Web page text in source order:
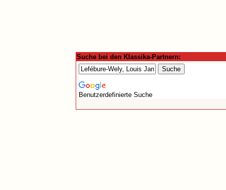
Suche bei den Klassika-Partnern:
Benutzerdefinierte Suche